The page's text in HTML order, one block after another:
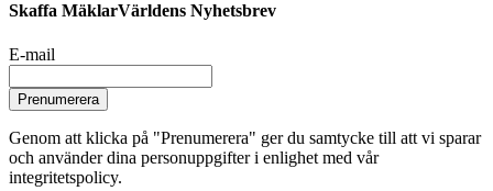
Skaffa MäklarVärldens Nyhetsbrev
E-mail
Prenumerera
Genom att klicka på "Prenumerera" ger du samtycke till att vi sparar
och använder dina personuppgifter i enlighet med vår
integritetspolicy.